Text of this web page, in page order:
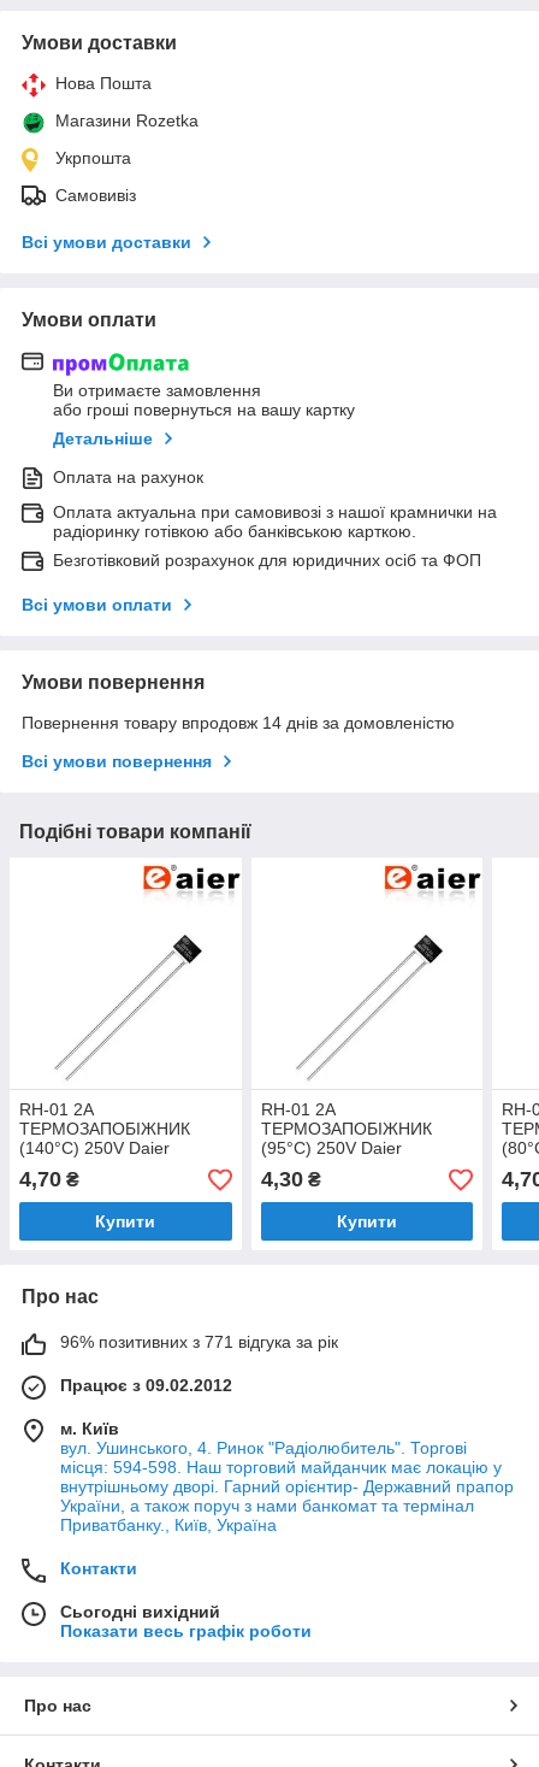
Умови доставки
Нова Пошта
Магазини Rozetka
Укрпошта
Самовивіз
Всі умови доставки
Умови оплати
Ви отримаєте замовлення
або гроші повернуться на вашу картку
Детальніше
Оплата на рахунок
Оплата актуальна при самовивозі з нашої крамнички на
радіоринку готівкою або банківською карткою.
Безготівковий розрахунок для юридичних осіб та ФОП
Всі умови оплати
Умови повернення
Повернення товару впродовж 14 днів за домовленістю
Всі умови повернення
Подібні товари компанії
RH-01 2А
ТЕРМОЗАПОБІЖНИК
(140°C) 250V Daier
4,70 ₴
Купити
RH-01 2А
ТЕРМОЗАПОБІЖНИК
(95°C) 250V Daier
4,30₴
Купити
RH-
Про нас
96% позитивних з 771 відгука за рік
Працює з 09.02.2012
м. Київ
вул. Ушинського, 4. Ринок "Радіолюбитель". Торгові
місця: 594-598. Наш торговий майданчик має локацію у
внутрішньому дворі. Гарний орієнтир- Державний прапор
України, а також поруч з нами банкомат та термінал
Приватбанку., Київ, Україна
Контакти
Сьогодні вихідний
Показати весь графік роботи
Про нас